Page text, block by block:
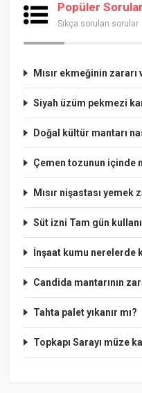
Popüler Sorular
Sıkça sorulan sorular
Mısır ekmeğinin zararı
Siyah üzüm pekmezi
Doğal kültür mantarı
Çemen tozunun içinde
Mısır nişastası yemek
Süt izni Tam gün
İnşaat kumu nerelerde
Candida mantarının
Tahta palet yıkanır mı?
Topkapı Sarayı müze